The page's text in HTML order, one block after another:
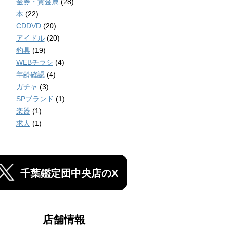
本 (22)
CDDVD(20)
アイドル(20)
釣具(19)
WEBチラシ (4)
年齢確認(4)
ガチャ (3)
SPブランド (1)
楽器 (1)
求人 (1)
千葉鑑定団中央店のX
店舗情報